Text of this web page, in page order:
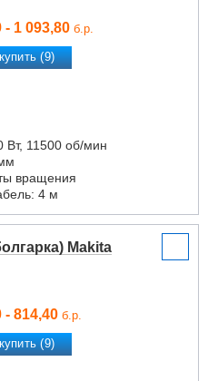
- 1 093,80 б.р.
(9)
Вт, 11500 об/мин
вращения
4 м
Makita
- 814,40 б.р.
(9)